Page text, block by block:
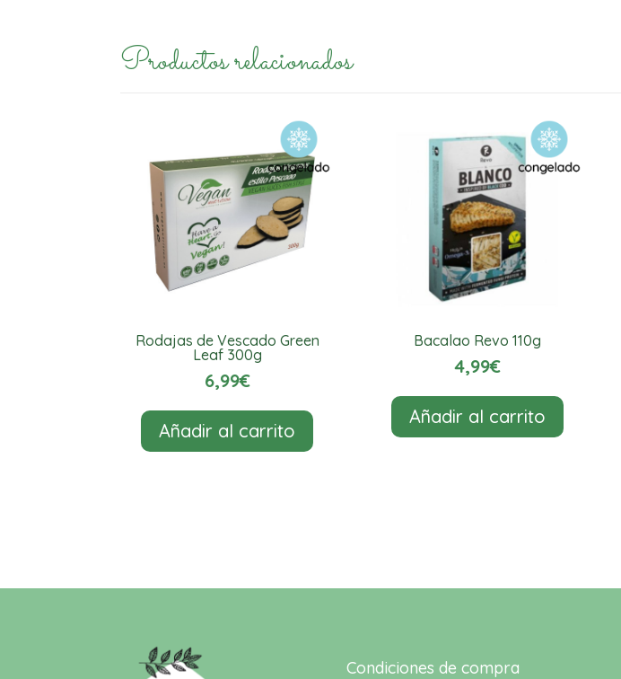
Productos relacionados
Rodajas de Vescado Green
Leaf 300g
6,99€
Añadir al carrito
Bacalao Revo 110g
4,99€
Añadir al carrito
Condiciones de compra